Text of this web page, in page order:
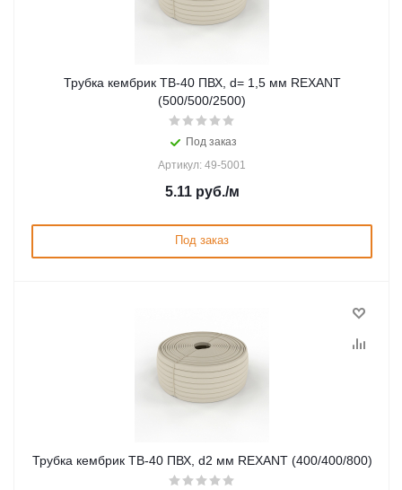
Трубка кембрик ТВ-40 ПВХ, d= 1,5 мм REXANT
(500/500/2500)
Под заказ
Артикул: 49-5001
5.11руб./м
Под заказ
Трубка кембрик ТВ-40 ПВХ, d2 мм REXANT (400/400/800)